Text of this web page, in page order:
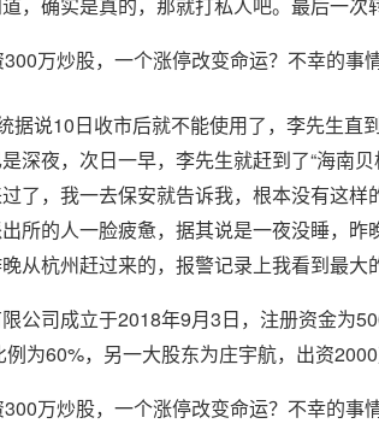
据说10日收市后就不能使用了，李先生直
深夜，次日一早，李先生就赶到了“海南
了，我一去保安就告诉我，根本没有这样
所的人一脸疲惫，据其说是一夜没睡，
从杭州赶过来的，报警记录上我看到最大
公司成立于2018年9月3日，注册资金为
为60%，另一大股东为庄宇航，出资2000